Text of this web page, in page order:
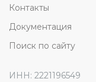
Контакты
Документация
Поиск по сайту
ИНН: 2221196549